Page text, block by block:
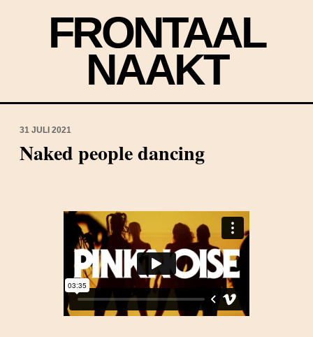
FRONTAAL
NAAKT
31 JULI 2021
Naked people dancing